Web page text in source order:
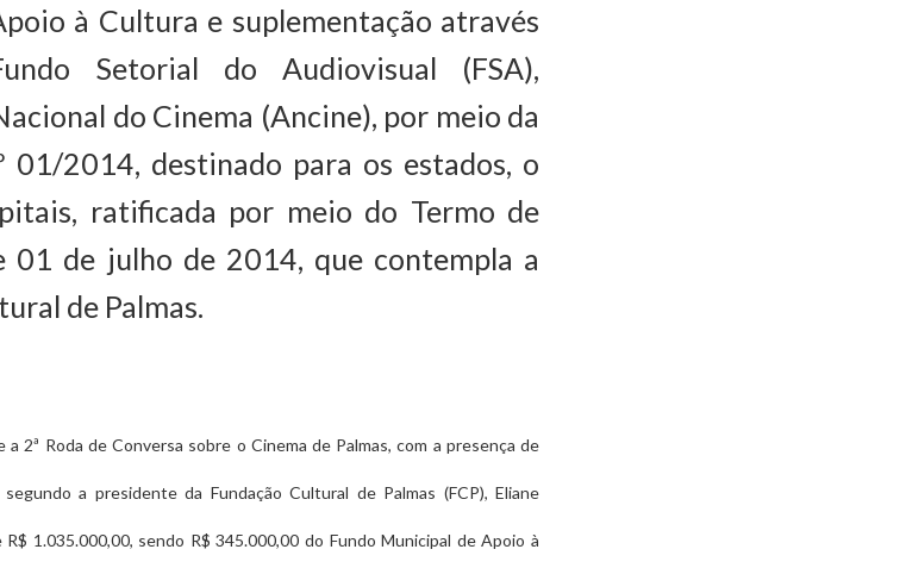
à Cultura e suplementação através
Setorial do Audiovisual (FSA),
do Cinema (Ancine), por meio da
01/2014, destinado para os estados, o
ratificada por meio do Termo de
01 de julho de 2014, que contempla a
de Palmas.
2ª Roda de Conversa sobre o Cinema de Palmas, com a presença de
a presidente da Fundação Cultural de Palmas (FCP), Eliane
1.035.000,00, sendo R$ 345.000,00 do Fundo Municipal de Apoio à